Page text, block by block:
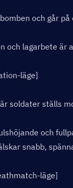
och går
och lagarbete är
läge]
soldater ställs
och
snabb,
läge]